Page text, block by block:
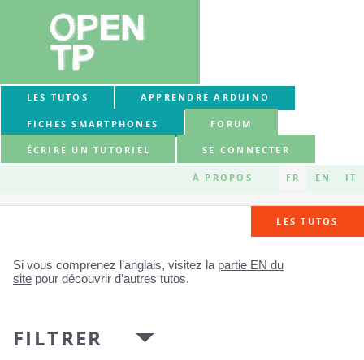
LES TUTOS APPRENDRE ARDUINO
FICHES SMARTPHONES FORUM
ÉCRIRE UN TUTORIEL SE CONNECTER
À PROPOS FR EN IT
LES TUTOS
Si vous comprenez l’anglais, visitez la partie EN du
site pour découvrir d’autres tutos.
FILTRER